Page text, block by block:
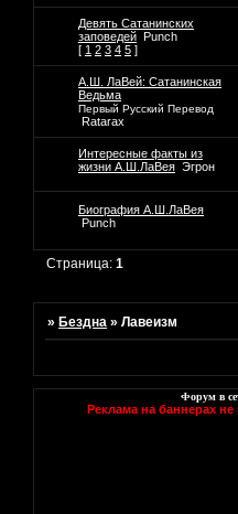
Девять Сатанинских
заповедей
Punch
[ 1 2 3 4 5 ]
А.Ш. ЛаВей: Сатанинская
Ведьма
Первый Русский Перевод
Ratarax
Интересные факты из
жизни А.Ш.ЛаВея Эгрон
Биография А.Ш.ЛаВея
Punch
Страница:1
»Бездна »Лавеизм
Форум в
Реклама на баннерах